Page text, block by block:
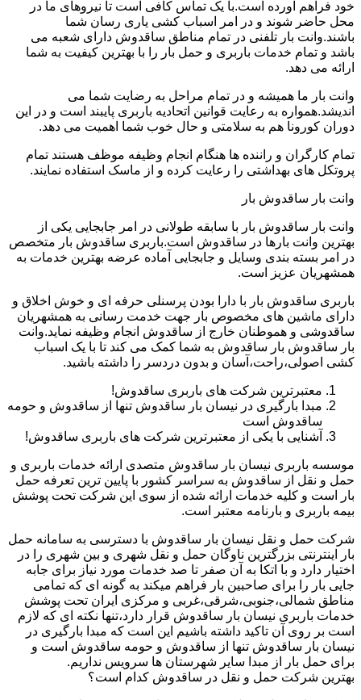
خود فراهم آورده است.با یک تماس کافی است تا نیروهای ما در
محل حاضر شوند و در امر اسباب کشی یاری رسان شما
باشند.وانت بار تلفنی در تمام مناطق ساقدوش دارای شعبه می
باشد و تمام خدمات باربری و حمل بار را با بهترین کیفیت به شما
ارائه می دهد.
وانت بار ما همیشه و در تمام مراحل به رضایت شما می
اندیشد.همواره به رعایت قوانین اتحادیه باربری پایبند است و در این
دوران کورونا هم به سلامتی و حال خوب شما اهمیت می دهد.
تمام کارگران و راننده ها هنگام انجام وظیفه موظف هستند تمام
پروتکل های بهداشتی را رعایت کرده و از ماسک استفاده نمایند.
وانت بار ساقدوش بار
وانت بار ساقدوش بار با سابقه طولانی در امر جابجایی یکی از
بهترین وانت بارها در ساقدوش است.باربری ساقدوش بار متخصص
در امر بسته بندی وسایل و جابجایی آماده عرضه بهترین خدمات به
همشهریان عزیز است.
باربری ساقدوش بار با دارا بودن پرسنلی حرفه ای و خوش اخلاق و
دارای ماشین های مخصوص بار جهت خدمت رسانی به همشهریان
ساقدوشی و هموطنان خارج از ساقدوش انجام وظیفه نماید.وانت
بار ساقدوش بار ساقدوش به شما کمک می کند تا با یک اسباب
کشی اصولی،راحت،آسان و بدون دردسر را داشته باشید.
معتبرترین شرکت های باربری ساقدوش!
مبدا بارگیری در نیسان بار ساقدوش تنها از ساقدوش و حومه
ساقدوش است
آشنایی با یکی از معتبرترین شرکت های باربری ساقدوش!
موسسه باربری نیسان بار ساقدوش متصدی ارائه خدمات باربری و
حمل و نقل از ساقدوش به سراسر کشور با پایین ترین تعرفه حمل
بار است و کلیه خدمات ارائه شده از سوی این شرکت تحت پوشش
بیمه باربری و بارنامه معتبر است.
شرکت حمل و نقل نیسان بار ساقدوش با دسترسی به سامانه حمل
بار اینترنتی بزرگترین ناوگان حمل و نقل شهری و بین شهری را در
اختیار دارد و با اتکا به آن صفر تا صد خدمات مورد نیاز برای جابه
جایی بار را برای صاحبین بار فراهم میکند به گونه ای که تمامی
مناطق شمالی،جنوبی،شرقی،غربی و مرکزی ایران تحت پوشش
خدمات باربری نیسان بار ساقدوش قرار دارد،تنها نکته ای که لازم
است بر روی آن تاکید داشته باشیم این است که مبدا بارگیری در
نیسان بار ساقدوش تنها از ساقدوش و حومه ساقدوش است و
برای حمل بار از مبدا سایر شهرستان ها سرویس نداریم.
بهترین شرکت حمل و نقل در ساقدوش کدام است؟